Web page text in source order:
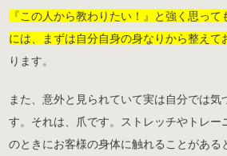
『この人から教わりたい！』と強く思っ
には、まずは自分自身の身なりから整えて
ります。
また、意外と見られていて実は自分では気
す。それは、爪です。ストレッチやトレー
のときにお客様の身体に触れることがある